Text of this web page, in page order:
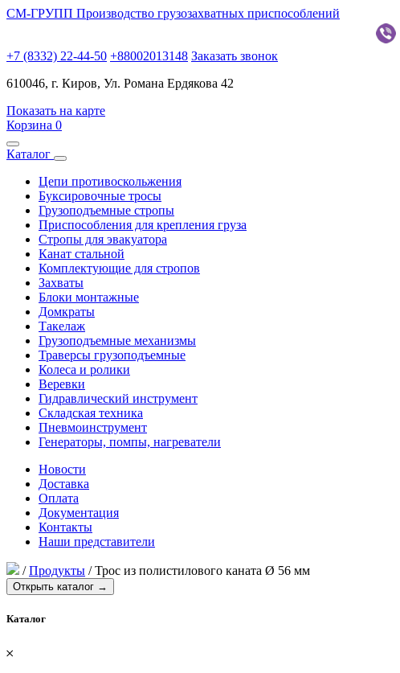
СМ-ГРУПП Производство грузозахватных приспособлений
+7 (8332) 22-44-50 +88002013148 Заказать звонок
610046, г. Киров, Ул. Романа Ердякова 42
Показать на карте
Корзина 0
Каталог
Цепи противоскольжения
Буксировочные тросы
Грузоподъемные стропы
Приспособления для крепления груза
Стропы для эвакуатора
Канат стальной
Комплектующие для стропов
Захваты
Блоки монтажные
Домкраты
Такелаж
Грузоподъемные механизмы
Траверсы грузоподъемные
Колеса и ролики
Веревки
Гидравлический инструмент
Складская техника
Пневмоинструмент
Генераторы, помпы, нагреватели
Новости
Доставка
Оплата
Документация
Контакты
Наши представители
/Продукты /Трос из полистилового каната Ø 56 мм
Открыть каталог →
Каталог
𐄂